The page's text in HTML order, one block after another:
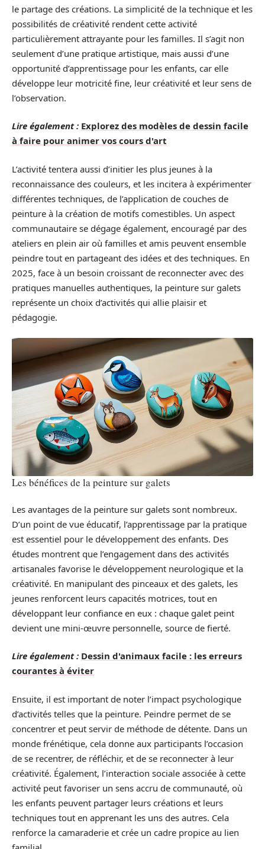
le partage des créations. La simplicité de la technique et les
possibilités de créativité rendent cette activité
particulièrement attrayante pour les familles. Il s’agit non
seulement d’une pratique artistique, mais aussi d’une
opportunité d’apprentissage pour les enfants, car elle
développe leur motricité fine, leur créativité et leur sens de
l’observation.
Lire également : Explorez des modèles de dessin facile
à faire pour animer vos cours d'art
L’activité tentera aussi d’initier les plus jeunes à la
reconnaissance des couleurs, et les incitera à expérimenter
différentes techniques, de l’application de couches de
peinture à la création de motifs comestibles. Un aspect
communautaire se dégage également, encouragé par des
ateliers en plein air où familles et amis peuvent ensemble
peindre tout en partageant des idées et des techniques. En
2025, face à un besoin croissant de reconnecter avec des
pratiques manuelles authentiques, la peinture sur galets
représente un choix d’activités qui allie plaisir et
pédagogie.
Les bénéfices de la peinture sur galets
Les avantages de la peinture sur galets sont nombreux.
D’un point de vue éducatif, l’apprentissage par la pratique
est essentiel pour le développement des enfants. Des
études montrent que l’engagement dans des activités
artisanales favorise le développement neurologique et la
créativité. En manipulant des pinceaux et des galets, les
jeunes renforcent leurs capacités motrices, tout en
développant leur confiance en eux : chaque galet peint
devient une mini-œuvre personnelle, source de fierté.
Lire également : Dessin d'animaux facile : les erreurs
courantes à éviter
Ensuite, il est important de noter l’impact psychologique
d’activités telles que la peinture. Peindre permet de se
concentrer et peut servir de méthode de détente. Dans un
monde frénétique, cela donne aux participants l’occasion
de se recentrer, de réfléchir, et de se reconnecter à leur
créativité. Également, l’interaction sociale associée à cette
activité peut favoriser un sens accru de communauté, où
les enfants peuvent partager leurs créations et leurs
techniques tout en apprenant les uns des autres. Cela
renforce la camaraderie et crée un cadre propice au lien